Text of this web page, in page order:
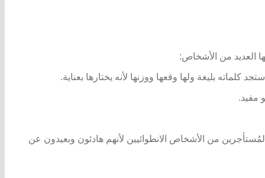
العديد من الأشخاص:
بليغة ولها وقعها ووزنها لأنه يختارها بعناية.
مفيد.
من الأشخاص الانطوائيين لأنهم هادئون وبعيدون عن